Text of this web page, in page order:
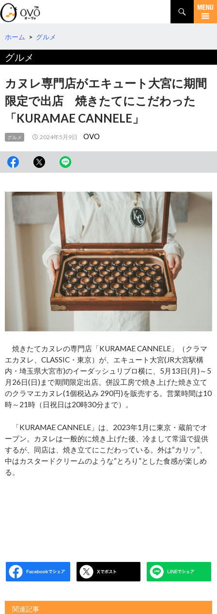
検
索
コ
テ
ツ
へ
動
ホーム > グルメ
グルメ
カヌレ専門店がエキュート大宮に期間
限定で出店 焼きたてにこだわった
「KURAMAE CANNELE」
グルメ 2024年5月9日 OVO
焼きたてカヌレの専門店「KURAMAE CANNELE」（クラマ
エカヌレ、CLASSIC・東京）が、エキュート大宮(JR大宮駅構
内・埼玉県大宮市)のイーダッシュリブロ横に、5月13日(月)～5
月26日(日)まで期間限定出店。併設工房で焼き上げた焼き立て
のクラマエカヌレ(1個税込み 290円)を販売する。営業時間は10
時～21時（日祝日は20時30分まで）。
「KURAMAE CANNELE」は、2023年1月に東京・蔵前でオ
ープン。カヌレは一般的に焼き上げた後、冷まして常温で提供
するが、同店は、焼き立てにこだわっている。外は“カリッ”、
中はカスタードクリームのような“とろり”とした食感が楽しめ
る。
関連記事